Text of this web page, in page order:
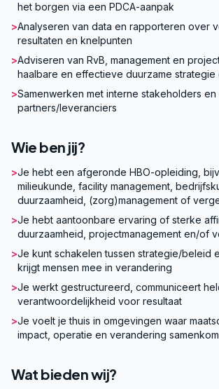
het borgen via een PDCA-aanpak
>Analyseren van data en rapporteren over
resultaten en knelpunten
>Adviseren van RvB, management en
haalbare en effectieve duurzame strategie
>Samenwerken met interne stakeholders
partners/leveranciers
Wie ben jij?
>Je hebt een afgeronde HBO-opleiding,
milieukunde, facility management,
duurzaamheid, (zorg)management of
>Je hebt aantoonbare ervaring of sterke
duurzaamheid, projectmanagement en/of
>Je kunt schakelen tussen strategie/beleid
krijgt mensen mee in verandering
>Je werkt gestructureerd, communiceert
verantwoordelijkheid voor resultaat
>Je voelt je thuis in omgevingen waar
impact, operatie en verandering
Wat bieden wij?